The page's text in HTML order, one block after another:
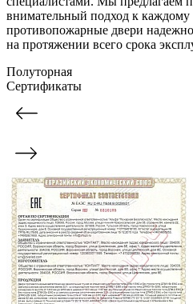
внимательный подход к каждому
противопожарные двери
на протяжении всего срока
Полуторная
Сертификаты